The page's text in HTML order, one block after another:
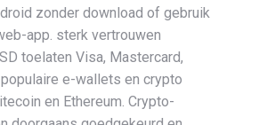
zonder download of gebruik
app. sterk vertrouwen
toelaten Visa, Mastercard,
e-wallets en crypto
en Ethereum. Crypto-